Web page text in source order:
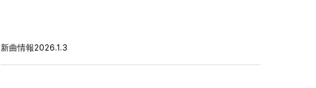
新曲情報2026.1.3